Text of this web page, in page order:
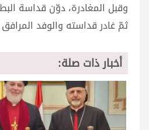
وقبل المغادرة، دوّن قداسة
ثمّ غادر قداسته والوفد
أخبار ذات صلة: